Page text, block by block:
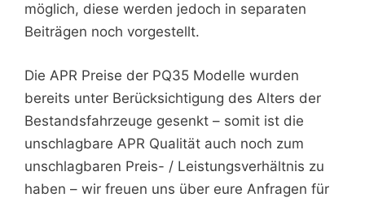
möglich, diese werden jedoch in separaten
Beiträgen noch vorgestellt.
Die APR Preise der PQ35 Modelle wurden
bereits unter Berücksichtigung des Alters der
Bestandsfahrzeuge gesenkt – somit ist die
unschlagbare APR Qualität auch noch zum
unschlagbaren Preis- / Leistungsverhältnis zu
haben – wir freuen uns über eure Anfragen für